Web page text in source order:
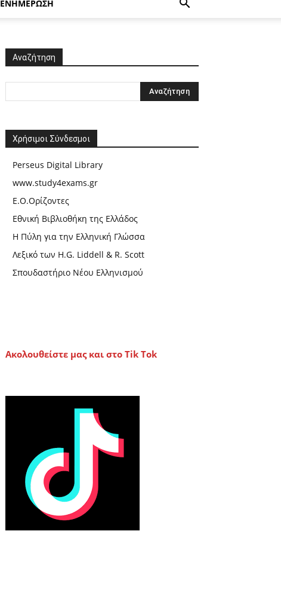
ΕΝΗΜΕΡΩΣΗ
Αναζήτηση
Χρήσιμοι Σύνδεσμοι
Perseus Digital Library
www.study4exams.gr
Ε.Ο.Ορίζοντες
Εθνική Βιβλιοθήκη της Ελλάδος
Η Πύλη για την Ελληνική Γλώσσα
Λεξικό των H.G. Liddell & R. Scott
Σπουδαστήριο Νέου Ελληνισμού
Ακολουθείστε μας και στο Tik Tok